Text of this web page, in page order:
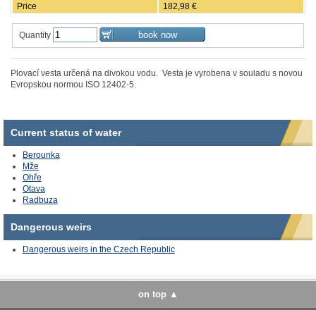
Price
182,98 €
Quantity
Plovací vesta určená na divokou vodu. Vesta je vyrobena v souladu s novou
Evropskou normou ISO 12402-5.
Current status of water
Berounka
Mže
Ohře
Otava
Radbuza
Dangerous weirs
Dangerous weirs in the Czech Republic
on top